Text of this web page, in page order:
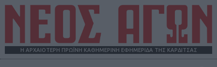
Η ΑΡΧΑΙΟΤΕΡΗ ΠΡΩΪΝΗ ΚΑΘΗΜΕΡΙΝΗ ΕΦΗΜΕΡΙΔΑ ΤΗΣ ΚΑΡΔΙΤΣΑΣ